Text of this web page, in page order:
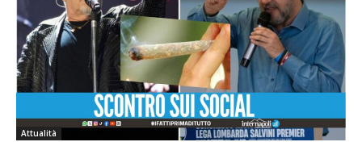
Attualità